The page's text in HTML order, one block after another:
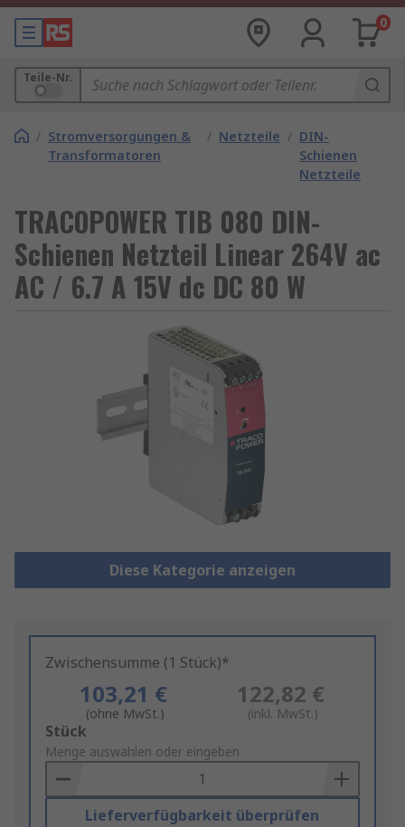
0
Teile-Nr.
/ Stromversorgungen &
Transformatoren
/ Netzteile / DIN-
Schienen
Netzteile
TRACOPOWER TIB 080 DIN-
Schienen Netzteil Linear 264V ac
AC / 6.7 A 15V dc DC 80 W
Diese Kategorie anzeigen
Zwischensumme (1 Stück)*
103,21 €
(ohne MwSt.)
122,82 €
(inkl. MwSt.)
Add
to
Basket
Stück
Menge auswählen oder eingeben
Lieferverfügbarkeit überprüfen